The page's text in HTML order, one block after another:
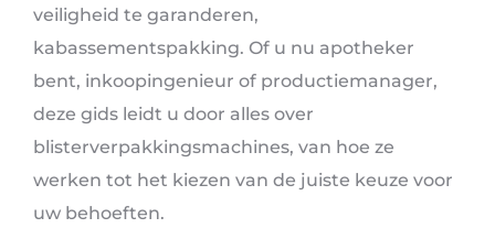
veiligheid te garanderen,
kabassementspakking. Of u nu apotheker
bent, inkoopingenieur of productiemanager,
deze gids leidt u door alles over
blisterverpakkingsmachines, van hoe ze
werken tot het kiezen van de juiste keuze voor
uw behoeften.